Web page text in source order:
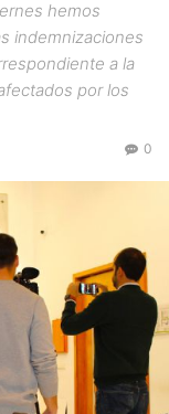
hemos
indemnizaciones
a la
por los
0